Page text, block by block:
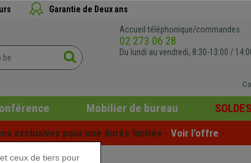
Garantie de Deux ans
Accueil téléphonique/commandes
02 273 06 28
Du lundi au vendredi, 8:30-13:00 /
Mobilier de bureau
exclusives pour une durée limitée - Voir l'offre -
ceux de tiers pour